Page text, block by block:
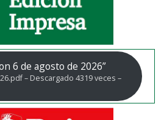
6 de agosto de 2026”
– Descargado 4319 veces –